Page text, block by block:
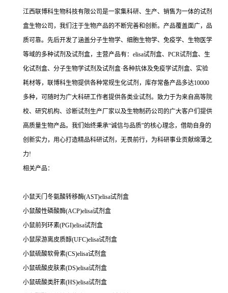
江西联博科生物科技有限公司是一家集科研、生产、销售为一体的试剂
盒生物公司，我们注于生物产品的不断完善和创新。产品覆盖面广，品
质可靠。先后开发了涵盖分子生物学、细胞生物学、免疫学、生物医学
等域的多种试剂及试剂盒，主营产品有：elisa试剂盒、PCR试剂盒、生
化试剂盒、分子生物学试剂及试剂盒·各种抗体及免疫学试剂盒、实验
耗材等，联博科生物提供各种常规生化试剂，库存常备产品多达10000
多种，可随时为广大科研工作者提供各类业试剂。致力于为来自高等院
校、研究机构、诊断试剂生产厂家以及生物制药公司的广大客户们提供
高质量生物产品。我们始终秉承“诚信与品质”的核心理念，借助自身的
创新实力，用心打造精品科研试剂，无畏前行，为科研事业贡献绵薄之
力!
相关产品：
小鼠天门冬氨酸转移酶(AST)elisa试剂盒
小鼠酸性磷酸酶(ACP)elisa试剂盒
小鼠前列环素(PGI)elisa试剂盒
小鼠尿游离皮质醇(UFC)elisa试剂盒
小鼠硫酸软骨素(CS)elisa试剂盒
小鼠硫酸皮肤素(DS)elisa试剂盒
小鼠硫酸类肝素(HS)elisa试剂盒